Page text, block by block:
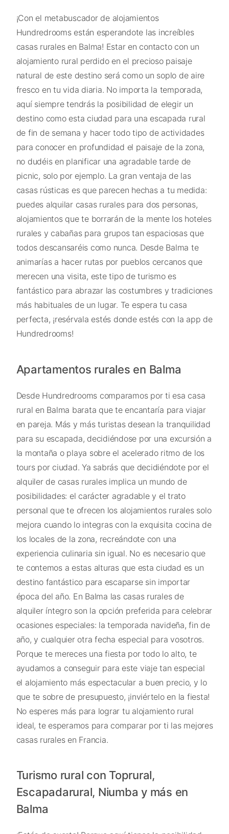
¡Con el metabuscador de alojamientos
Hundredrooms están esperandote las increíbles
casas rurales en Balma! Estar en contacto con un
alojamiento rural perdido en el precioso paisaje
natural de este destino será como un soplo de aire
fresco en tu vida diaria. No importa la temporada,
aquí siempre tendrás la posibilidad de elegir un
destino como esta ciudad para una escapada rural
de fin de semana y hacer todo tipo de actividades
para conocer en profundidad el paisaje de la zona,
no dudéis en planificar una agradable tarde de
picnic, solo por ejemplo. La gran ventaja de las
casas rústicas es que parecen hechas a tu medida:
puedes alquilar casas rurales para dos personas,
alojamientos que te borrarán de la mente los hoteles
rurales y cabañas para grupos tan espaciosas que
todos descansaréis como nunca. Desde Balma te
animarías a hacer rutas por pueblos cercanos que
merecen una visita, este tipo de turismo es
fantástico para abrazar las costumbres y tradiciones
más habituales de un lugar. Te espera tu casa
perfecta, ¡resérvala estés donde estés con la app de
Hundredrooms!
Apartamentos rurales en Balma
Desde Hundredrooms comparamos por ti esa casa
rural en Balma barata que te encantaría para viajar
en pareja. Más y más turistas desean la tranquilidad
para su escapada, decidiéndose por una excursión a
la montaña o playa sobre el acelerado ritmo de los
tours por ciudad. Ya sabrás que decidiéndote por el
alquiler de casas rurales implica un mundo de
posibilidades: el carácter agradable y el trato
personal que te ofrecen los alojamientos rurales solo
mejora cuando lo integras con la exquisita cocina de
los locales de la zona, recreándote con una
experiencia culinaria sin igual. No es necesario que
te contemos a estas alturas que esta ciudad es un
destino fantástico para escaparse sin importar
época del año. En Balma las casas rurales de
alquiler íntegro son la opción preferida para celebrar
ocasiones especiales: la temporada navideña, fin de
año, y cualquier otra fecha especial para vosotros.
Porque te mereces una fiesta por todo lo alto, te
ayudamos a conseguir para este viaje tan especial
el alojamiento más espectacular a buen precio, y lo
que te sobre de presupuesto, ¡inviértelo en la fiesta!
No esperes más para lograr tu alojamiento rural
ideal, te esperamos para comparar por ti las mejores
casas rurales en Francia.
Turismo rural con Toprural,
Escapadarural, Niumba y más en
Balma